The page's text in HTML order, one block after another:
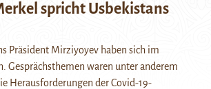
spricht Usbekistans
Präsident Mirziyoyev haben sich im
Gesprächsthemen waren unter anderem
Herausforderungen der Covid-19-